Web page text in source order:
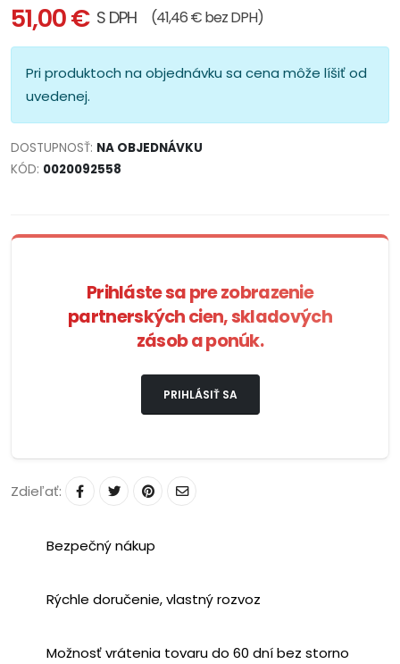
51,00 € S DPH (41,46 € bez DPH)
Pri produktoch na objednávku sa cena môže líšiť od
uvedenej.
DOSTUPNOSŤ: NA OBJEDNÁVKU
KÓD: 0020092558
Prihláste sa pre zobrazenie
partnerských cien, skladových
zásob a ponúk.
PRIHLÁSIŤ SA
Zdieľať:
Bezpečný nákup
Rýchle doručenie, vlastný rozvoz
Možnosť vrátenia tovaru do 60 dní bez storno